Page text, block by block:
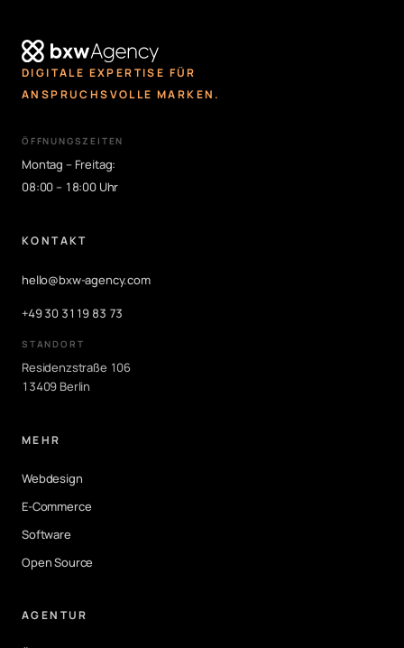
DIGITALE EXPERTISE FÜR
ANSPRUCHSVOLLE MARKEN.
ÖFFNUNGSZEITEN
Montag – Freitag:
08:00 – 18:00 Uhr
KONTAKT
hello@bxw-agency.com
+49 30 3119 83 73
STANDORT
Residenzstraße 106
13409 Berlin
MEHR
Webdesign
E-Commerce
Software
Open Source
AGENTUR